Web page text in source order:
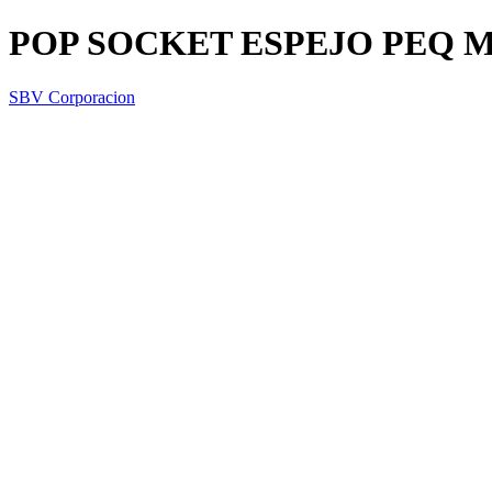
POP SOCKET ESPEJO PEQ
SBV Corporacion